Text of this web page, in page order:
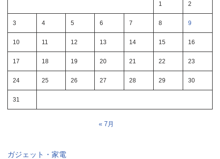
1 2
3 4 5 6 7 8 9
10 11 12 13 14 15 16
17 18 19 20 21 22 23
24 25 26 27 28 29 30
31
« 7月
ガジェット・家電